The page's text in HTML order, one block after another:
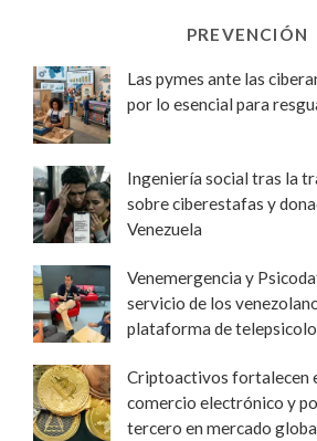
PREVENCIÓN
Las pymes ante las
por lo esencial para
Ingeniería social tras la
sobre ciberestafas y
Venezuela
Venemergencia y
servicio de los
plataforma de
Criptoactivos fortalecen
comercio electrónico y
tercero en mercado